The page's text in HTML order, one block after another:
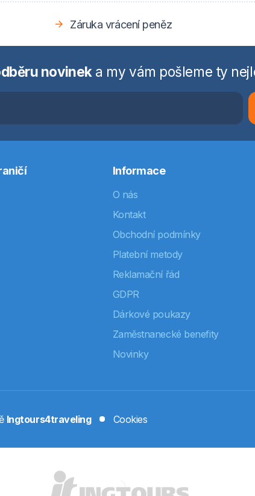
Záruka vrácení peněz
novinek a my vám pošleme ty
Informace
O nás
Kontakt
Obchodní podmínky
Platební metody
Reklamační řád
GDPR
Dárkové poukazy
Zaměstnanecké benefity
Novinky
Ingtours4traveling Cookies